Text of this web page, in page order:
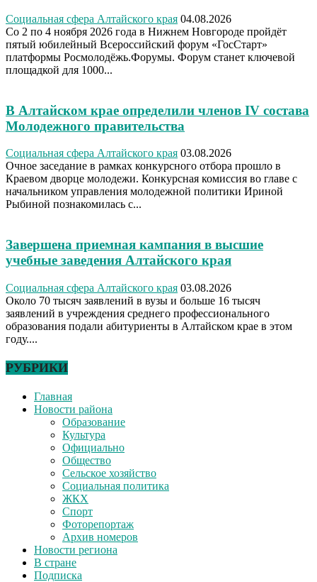
Социальная сфера Алтайского края 04.08.2026
Со 2 по 4 ноября 2026 года в Нижнем Новгороде пройдёт
пятый юбилейный Всероссийский форум «ГосСтарт»
платформы Росмолодёжь.Форумы. Форум станет ключевой
площадкой для 1000...
В Алтайском крае определили членов IV состава
Молодежного правительства
Социальная сфера Алтайского края 03.08.2026
Очное заседание в рамках конкурсного отбора прошло в
Краевом дворце молодежи. Конкурсная комиссия во главе с
начальником управления молодежной политики Ириной
Рыбиной познакомилась с...
Завершена приемная кампания в высшие
учебные заведения Алтайского края
Социальная сфера Алтайского края 03.08.2026
Около 70 тысяч заявлений в вузы и больше 16 тысяч
заявлений в учреждения среднего профессионального
образования подали абитуриенты в Алтайском крае в этом
году....
РУБРИКИ
Главная
Новости района
Образование
Культура
Официально
Общество
Сельское хозяйство
Социальная политика
ЖКХ
Спорт
Фоторепортаж
Архив номеров
Новости региона
В стране
Подписка